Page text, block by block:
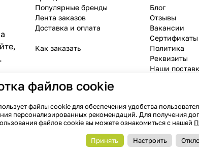
и не
Популярные бренды
Лента заказов
Доставка и оплата
Как заказать
Блог
Отзывы
Вакансии
Сертификаты
Политика
Реквизиты
Наши
файлов cookie
файлы cookie для обеспечения удобства
персонализированных рекомендаций. Для получения
файлов cookie вы можете ознакомиться с нашей
Принять Настроить